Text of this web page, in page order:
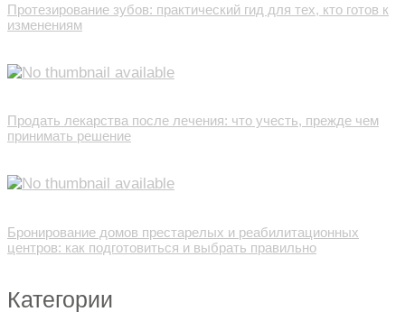
Протезирование зубов: практический гид для тех, кто готов к
изменениям
Продать лекарства после лечения: что учесть, прежде чем
принимать решение
Бронирование домов престарелых и реабилитационных
центров: как подготовиться и выбрать правильно
Категории